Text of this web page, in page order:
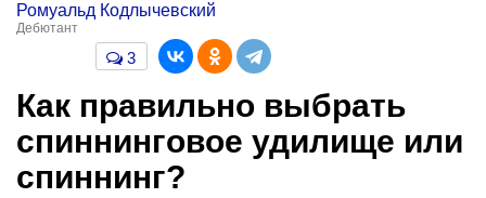
Ромуальд Кодлычевский
Дебютант
3
Как правильно выбрать
спиннинговое удилище или
спиннинг?